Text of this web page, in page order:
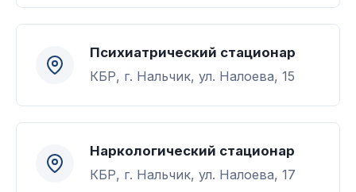
Психиатрический стационар
КБР, г. Нальчик, ул. Налоева, 15
Наркологический стационар
КБР, г. Нальчик, ул. Налоева, 17